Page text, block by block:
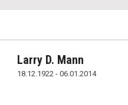
Larry D. Mann
18.12.1922 - 06.01.2014